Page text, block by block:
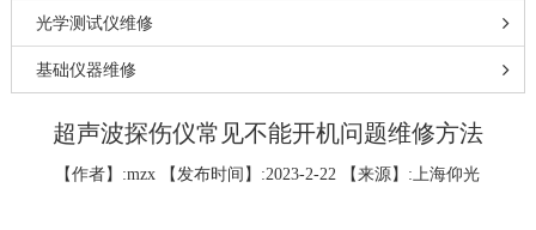
光学测试仪维修
基础仪器维修
超声波探伤仪常见不能开机问题维修方法
【作者】:mzx 【发布时间】:2023-2-22 【来源】:上海仰光